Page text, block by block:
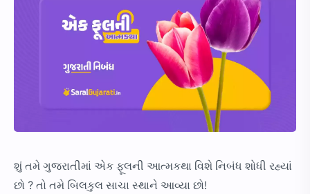
શું તમે ગુજરાતીમાં એક ફૂલની આત્મકથા વિશે નિબંધ શોધી રહ્યાં
છો ? તો તમે બિલકુલ સાચા સ્થાને આવ્યા છો!